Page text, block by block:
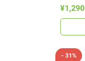
¥1,290
- 31%